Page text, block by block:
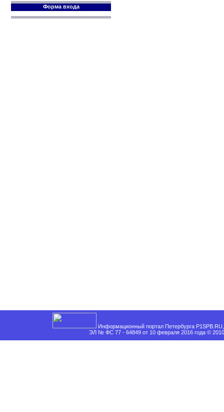
Форма входа
Информационный портал Петербурга
ЭЛ № ФС 77 - 64849 от 10 февраля 2016 года ©